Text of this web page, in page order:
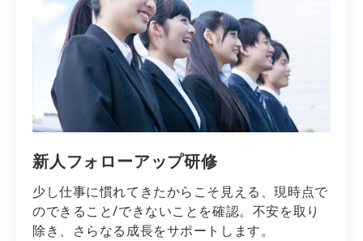
新人フォローアップ研修
少し仕事に慣れてきたからこそ見える、現時点で
のできること/できないことを確認。不安を取り
除き、さらなる成長をサポートします。